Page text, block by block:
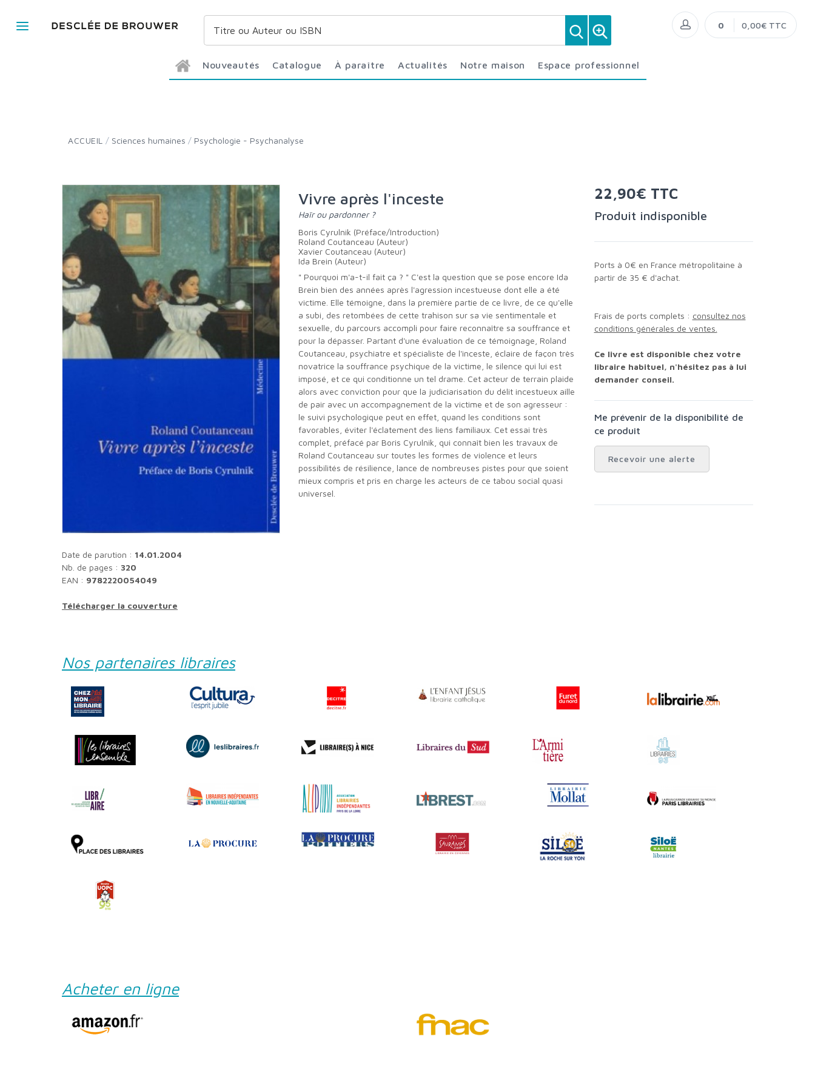
Nouveautés Catalogue À paraître Actualités Notre maison Espace professionnel
0 0,00€ TTC
ACCUEIL / Sciences humaines / Psychologie - Psychanalyse
Date de parution : 14.01.2004
Nb. de pages : 320
EAN : 9782220054049
Télécharger la couverture
Vivre après l'inceste
Haïr ou pardonner ?
Boris Cyrulnik (Préface/Introduction)
Roland Coutanceau (Auteur)
Xavier Coutanceau (Auteur)
Ida Brein (Auteur)
" Pourquoi m'a-t-il fait ça ? " C'est la question que se pose encore Ida
Brein bien des années après l'agression incestueuse dont elle a été
victime. Elle témoigne, dans la première partie de ce livre, de ce qu'elle
a subi, des retombées de cette trahison sur sa vie sentimentale et
sexuelle, du parcours accompli pour faire reconnaître sa souffrance et
pour la dépasser. Partant d'une évaluation de ce témoignage, Roland
Coutanceau, psychiatre et spécialiste de l'inceste, éclaire de façon très
novatrice la souffrance psychique de la victime, le silence qui lui est
imposé, et ce qui conditionne un tel drame. Cet acteur de terrain plaide
alors avec conviction pour que la judiciarisation du délit incestueux aille
de pair avec un accompagnement de la victime et de son agresseur :
le suivi psychologique peut en effet, quand les conditions sont
favorables, éviter l'éclatement des liens familiaux. Cet essai très
complet, préfacé par Boris Cyrulnik, qui connaît bien les travaux de
Roland Coutanceau sur toutes les formes de violence et leurs
possibilités de résilience, lance de nombreuses pistes pour que soient
mieux compris et pris en charge les acteurs de ce tabou social quasi
universel.
22,90€ TTC
Produit indisponible
Ports à 0€ en France métropolitaine à
partir de 35 € d'achat.
Frais de ports complets : consultez nos
conditions générales de ventes.
Ce livre est disponible chez votre
libraire habituel, n'hésitez pas à lui
demander conseil.
Me prévenir de la disponibilité de
ce produit
Recevoir une alerte
Nos partenaires libraires
Acheter en ligne